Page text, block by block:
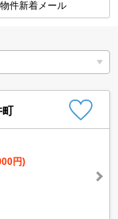
物件新着メール
町
円)